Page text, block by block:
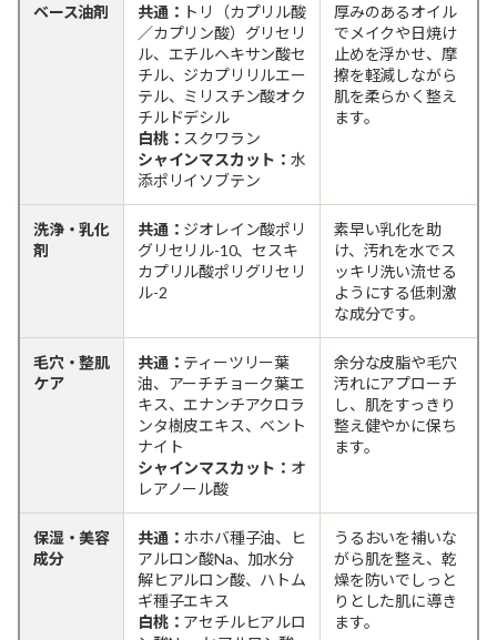
ベース油剤 共通： トリ（カプリル酸
／カプリン酸）グリセリ
ル、エチルヘキサン酸セ
チル、ジカプリリルエー
テル、ミリスチン酸オク
チルドデシル
白桃： スクワラン
シャインマスカット： 水
添ポリイソブテン
厚みのあるオイル
でメイクや日焼け
止めを浮かせ、摩
擦を軽減しながら
肌を柔らかく整え
ます。
洗浄・乳化
剤
共通： ジオレイン酸ポリ
グリセリル-10、セスキ
カプリル酸ポリグリセリ
ル-2
素早い乳化を助
け、汚れを水でス
ッキリ洗い流せる
ようにする低刺激
な成分です。
毛穴・整肌
ケア
共通： ティーツリー葉
油、アーチチョーク葉エ
キス、エナンチアクロラ
ンタ樹皮エキス、ベント
ナイト
シャインマスカット： オ
レアノール酸
余分な皮脂や毛穴
汚れにアプローチ
し、肌をすっきり
整え健やかに保ち
ます。
保湿・美容
成分
共通： ホホバ種子油、ヒ
アルロン酸Na、加水分
解ヒアルロン酸、ハトム
ギ種子エキス
白桃： アセチルヒアルロ
うるおいを補いな
がら肌を整え、乾
燥を防いでしっと
りとした肌に導き
ます。